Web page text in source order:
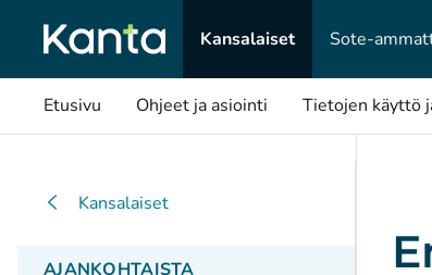
Kansalaiset
Sote-
Etusivu Ohjeet ja asiointi Tietojen käyttö
Kansalaiset
AJANKOHTAISTA